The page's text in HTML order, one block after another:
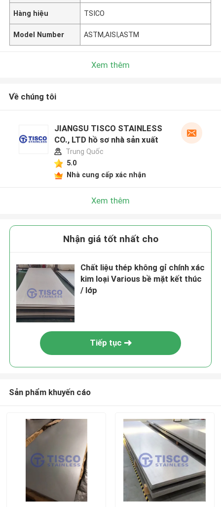
Hàng hiệu TSICO
Model Number ASTM,AISI,ASTM
Xem thêm
Về chúng tôi
JIANGSU TISCO STAINLESS
CO., LTD hồ sơ nhà sản xuất
Trung Quốc
5.0
Nhà cung cấp xác nhận
Xem thêm
Nhận giá tốt nhất cho
Chất liệu thép không gỉ chính xác
kim loại Various bề mặt kết thúc
/ lớp
Tiếp tục
Sản phẩm khuyến cáo